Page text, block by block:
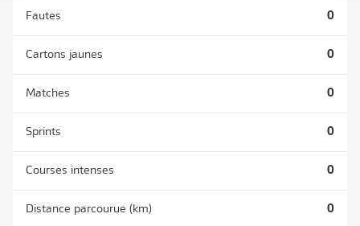
Fautes 0
Cartons jaunes 0
Matches 0
Sprints 0
Courses intenses 0
Distance parcourue (km) 0